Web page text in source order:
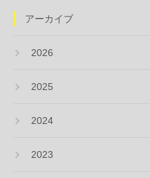
アーカイブ
2026
2025
2024
2023